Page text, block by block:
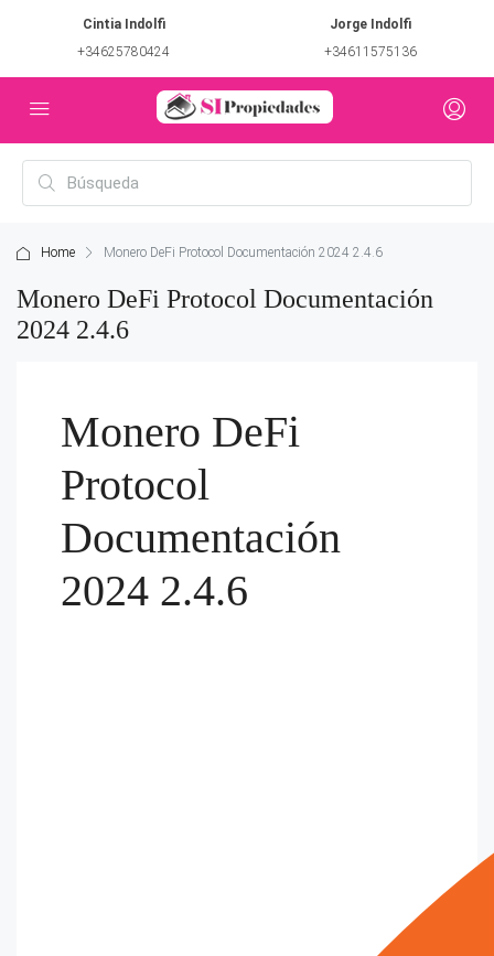
Cintia Indolfi
+34625780424
Jorge Indolfi
+34611575136
Home Monero DeFi Protocol Documentación 2024 2.4.6
Monero DeFi Protocol Documentación
2024 2.4.6
Monero DeFi
Protocol
Documentación
2024 2.4.6